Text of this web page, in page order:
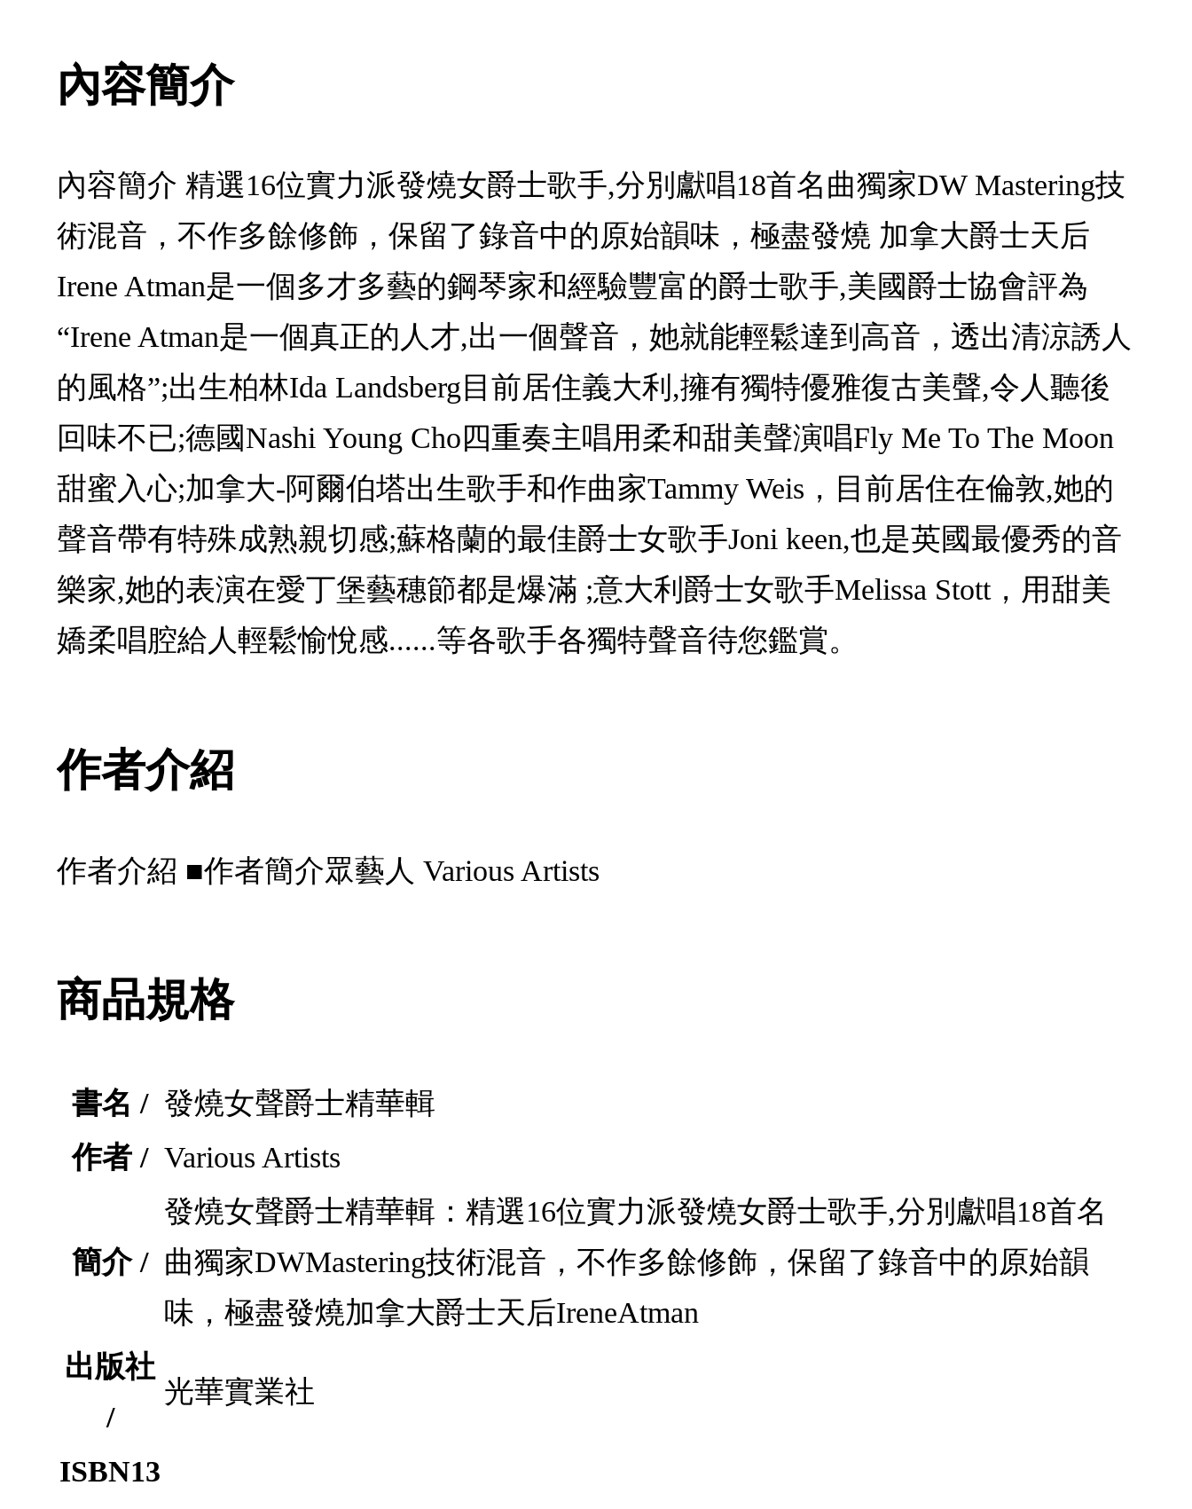
內容簡介
內容簡介 精選16位實力派發燒女爵士歌手,分別獻唱18首名曲獨家DW Mastering技
術混音，不作多餘修飾，保留了錄音中的原始韻味，極盡發燒 加拿大爵士天后
Irene Atman是一個多才多藝的鋼琴家和經驗豐富的爵士歌手,美國爵士協會評為
“Irene Atman是一個真正的人才,出一個聲音，她就能輕鬆達到高音，透出清涼誘人
的風格”;出生柏林Ida Landsberg目前居住義大利,擁有獨特優雅復古美聲,令人聽後
回味不已;德國Nashi Young Cho四重奏主唱用柔和甜美聲演唱Fly Me To The Moon
甜蜜入心;加拿大-阿爾伯塔出生歌手和作曲家Tammy Weis，目前居住在倫敦,她的
聲音帶有特殊成熟親切感;蘇格蘭的最佳爵士女歌手Joni keen,也是英國最優秀的音
樂家,她的表演在愛丁堡藝穗節都是爆滿 ;意大利爵士女歌手Melissa Stott，用甜美
嬌柔唱腔給人輕鬆愉悅感......等各歌手各獨特聲音待您鑑賞。
作者介紹
作者介紹 ■作者簡介眾藝人 Various Artists
商品規格
書名 / 發燒女聲爵士精華輯
作者 / Various Artists
簡介 /
發燒女聲爵士精華輯：精選16位實力派發燒女爵士歌手,分別獻唱18首名
曲獨家DWMastering技術混音，不作多餘修飾，保留了錄音中的原始韻
味，極盡發燒加拿大爵士天后IreneAtman
出版社
/
光華實業社
ISBN13